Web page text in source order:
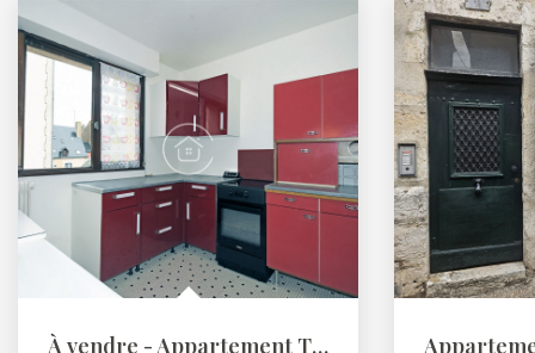
À vendre - Appartement T2 avec balcon et cave - résidence...